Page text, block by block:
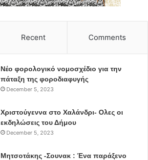
Recent Comments
Νέο φορολογικό νομοσχέδιο για την
πάταξη της φοροδιαφυγής
December 5, 2023
Χριστούγεννα στο Χαλάνδρι- Ολες οι
εκδηλώσεις του Δήμου
December 5, 2023
Μητσοτάκης -Σουνακ : Ένα παράξενο